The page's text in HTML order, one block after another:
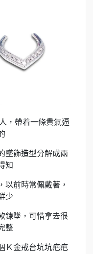
，帶着一條貴氣逼
墜飾造型分解成兩
知
以前時常佩戴著，
少
鍊墜，可惜拿去很
整
Ｋ金戒台坑坑疤疤